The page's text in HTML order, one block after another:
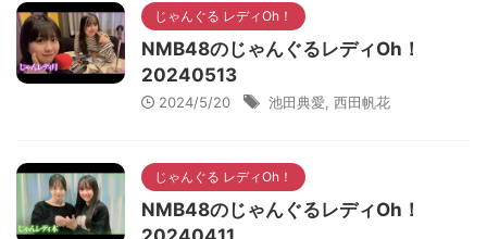
じゃんぐる レディOh！
NMB48のじゃんぐるレディOh！
20240513
2024/5/20 池田典愛 西田帆花
じゃんぐる レディOh！
NMB48のじゃんぐるレディOh！